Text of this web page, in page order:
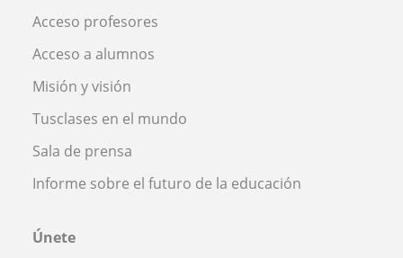
Acceso profesores
Acceso a alumnos
Misión y visión
Tusclases en el mundo
Sala de prensa
Informe sobre el futuro de la educación
Únete